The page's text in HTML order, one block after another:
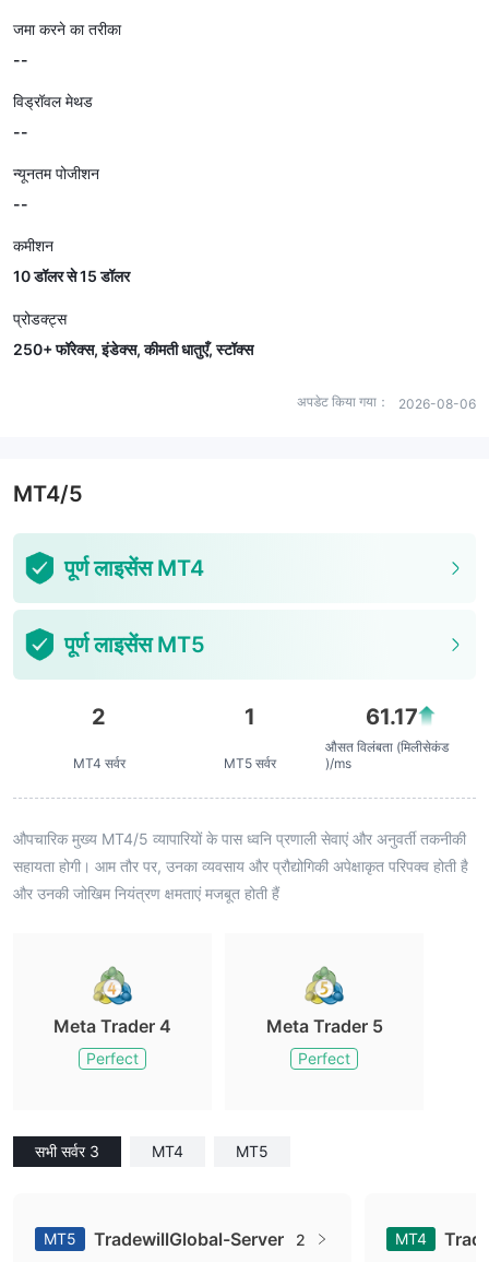
जमा करने का तरीका
--
विड्रॉवल मेथड
--
न्यूनतम पोजीशन
--
कमीशन
10 डॉलर से 15 डॉलर
प्रोडक्ट्स
250+ फॉरेक्स, इंडेक्स, कीमती धातुएँ, स्टॉक्स
अपडेट किया गया： 2026-08-06
MT4/5
पूर्ण लाइसेंस MT4
पूर्ण लाइसेंस MT5
2
MT4 सर्वर
1
MT5 सर्वर
61.17
औसत विलंबता (मिलीसेकंड
)/ms
औपचारिक मुख्य MT4/5 व्यापारियों के पास ध्वनि प्रणाली सेवाएं और अनुवर्ती तकनीकी
सहायता होगी। आम तौर पर, उनका व्यवसाय और प्रौद्योगिकी अपेक्षाकृत परिपक्व होती है
और उनकी जोखिम नियंत्रण क्षमताएं मजबूत होती हैं
Meta Trader 4
Perfect
Meta Trader 5
Perfect
सभी सर्वर 3 MT4 MT5
MT5 TradewillGlobal-Server 2 MT4